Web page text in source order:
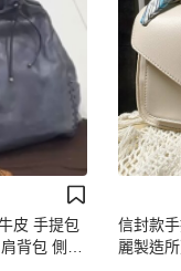
皮 手提包
背包 側背
信封款
麗製造所